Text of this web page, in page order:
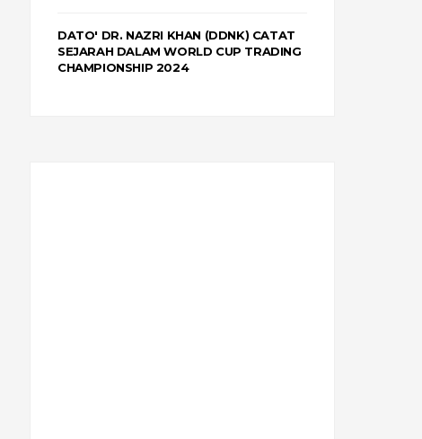
DATO' DR. NAZRI KHAN (DDNK) CATAT
SEJARAH DALAM WORLD CUP TRADING
CHAMPIONSHIP 2024